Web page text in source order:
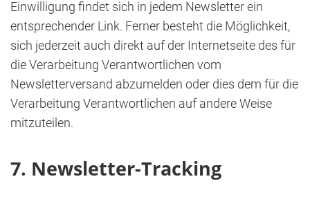
Einwilligung findet sich in jedem Newsletter ein
entsprechender Link. Ferner besteht die Möglichkeit,
sich jederzeit auch direkt auf der Internetseite des für
die Verarbeitung Verantwortlichen vom
Newsletterversand abzumelden oder dies dem für die
Verarbeitung Verantwortlichen auf andere Weise
mitzuteilen.
7. Newsletter-Tracking